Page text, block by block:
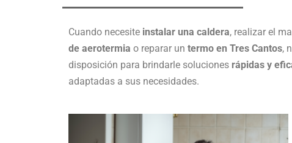
Cuando necesite instalar una caldera, realizar el
de aerotermia o reparar un termo en Tres Cantos,
disposición para brindarle soluciones rápidas y
adaptadas a sus necesidades.